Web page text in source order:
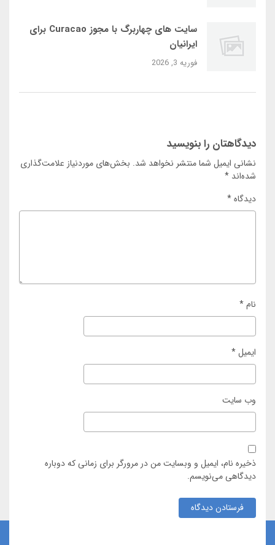
سایت‌ های چهاربرگ با مجوز Curacao برای
ایرانیان
فوریه 3, 2026
دیدگاهتان را بنویسید
نشانی ایمیل شما منتشر نخواهد شد. بخش‌های موردنیاز علامت‌گذاری
شده‌اند *
دیدگاه*
نام*
ایمیل*
وب‌ سایت
ذخیره نام، ایمیل و وبسایت من در مرورگر برای زمانی که دوباره
دیدگاهی می‌نویسم.